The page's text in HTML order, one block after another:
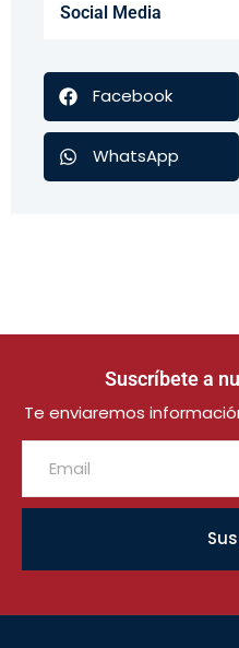
Social Media
Facebook
WhatsApp
Suscríbete a
Te enviaremos